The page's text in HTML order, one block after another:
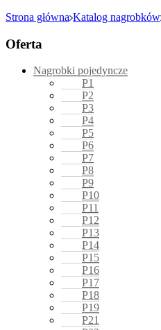
Strona główna Katalog nagrobków
Oferta
Nagrobki pojedyncze
P1
P2
P3
P4
P5
P6
P7
P8
P9
P10
P11
P12
P13
P14
P15
P16
P17
P18
P19
P21